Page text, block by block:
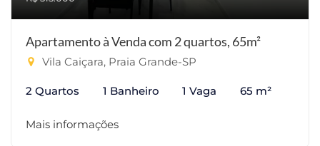
Apartamento à Venda com 2 quartos, 65m²
Vila Caiçara, Praia Grande-SP
2 Quartos 1 Banheiro 1 Vaga 65 m²
Mais informações